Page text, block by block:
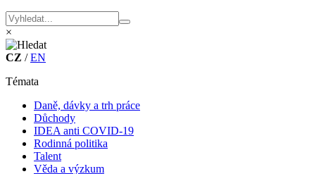
×
CZ /EN
Témata
Daně, dávky a trh práce
Důchody
IDEA anti COVID-19
Rodinná politika
Talent
Věda a výzkum